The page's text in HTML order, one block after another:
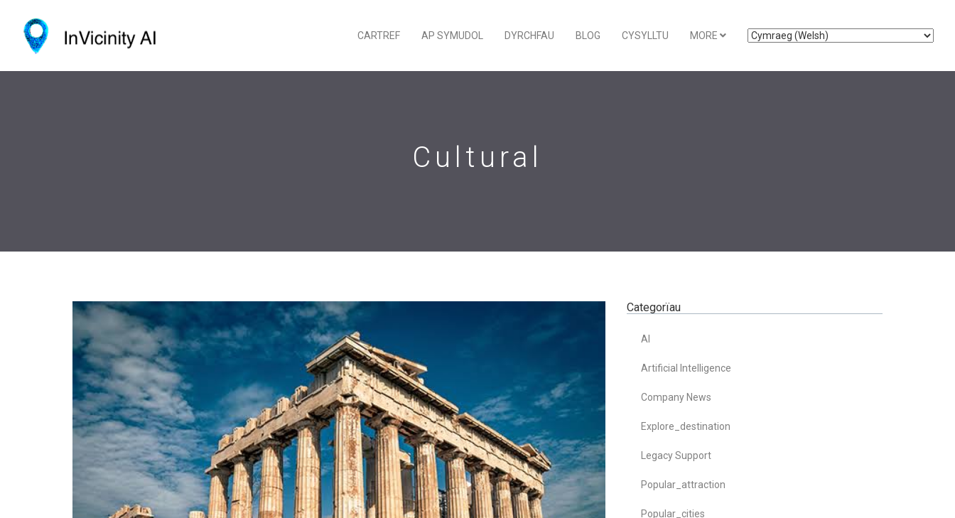
CARTREF AP SYMUDOL DYRCHFAU BLOG CYSYLLTU MORE
Cultural
Categorïau
AI
Artificial Intelligence
Company News
Explore_destination
Legacy Support
Popular_attraction
Popular_cities